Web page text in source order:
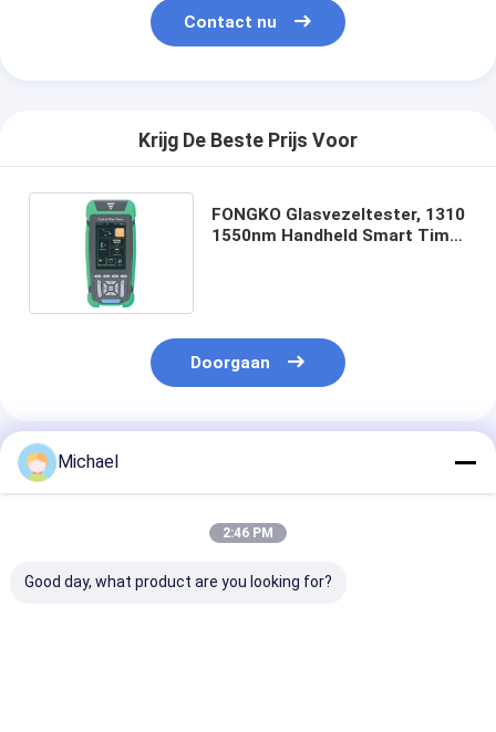
Contact nu
Krijg De Beste Prijs Voor
FONGKO Glasvezeltester, 1310
1550nm Handheld Smart Time
Doorgaan
Geadviseerde Producten
Michael
2:46 PM
Good day, what product are you looking for?